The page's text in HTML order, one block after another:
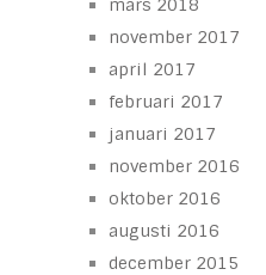
mars 2018
november 2017
april 2017
februari 2017
januari 2017
november 2016
oktober 2016
augusti 2016
december 2015